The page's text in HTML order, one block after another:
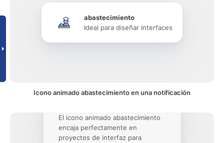
abastecimiento
Ideal para diseñar interfaces
Icono animado abastecimiento en una notificación
El icono animado abastecimiento
encaja perfectamente en
proyectos de interfaz para